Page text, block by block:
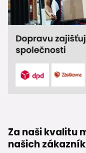
Za naši kvalitu
našich